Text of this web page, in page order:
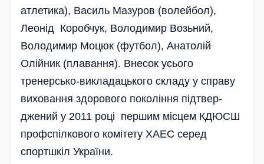
атлетика), Василь Мазуров (волейбол),
Леонід­ Коробчук, Володимир Возьний,
Володимир Моцюк (футбол), Анатолій
Олійник (плавання). Внесок усього
тренерсько-викладацького складу у справу
виховання здорового покоління підтвер­
джений у 2011 році першим місцем КДЮСШ
профспілкового комітету ХАЕС серед
спортшкіл України.